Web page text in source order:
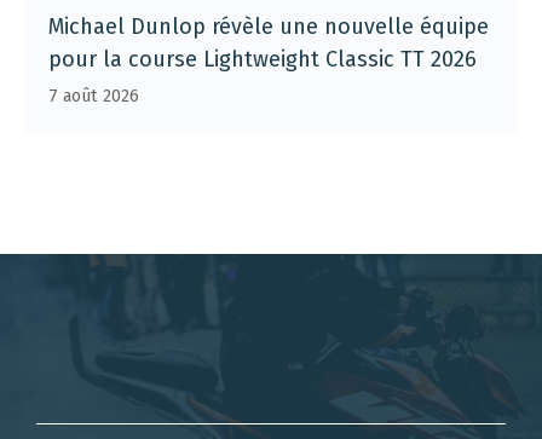
Michael Dunlop révèle une nouvelle équipe
pour la course Lightweight Classic TT 2026
7 août 2026